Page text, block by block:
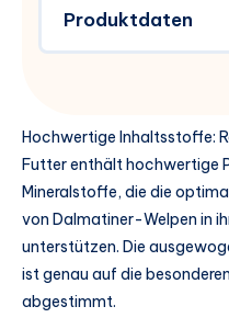
Produktdaten
Hochwertige Inhaltsstoffe:
Futter enthält hochwertige
Mineralstoffe, die die
von Dalmatiner-Welpen in
unterstützen. Die
ist genau auf die
abgestimmt.